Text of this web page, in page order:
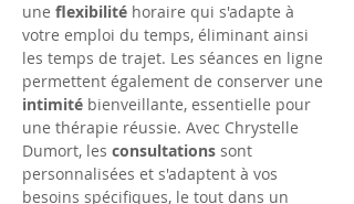
une flexibilité horaire qui s'adapte à
votre emploi du temps, éliminant ainsi
les temps de trajet. Les séances en ligne
permettent également de conserver une
intimité bienveillante, essentielle pour
une thérapie réussie. Avec Chrystelle
Dumort, les consultations sont
personnalisées et s'adaptent à vos
besoins spécifiques, le tout dans un